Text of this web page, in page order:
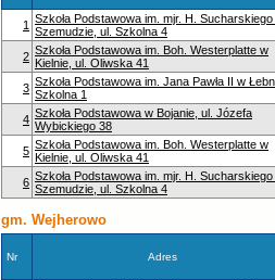
1 Szkoła Podstawowa im. mjr. H. Sucharskiego
Szemudzie, ul. Szkolna 4
2 Szkoła Podstawowa im. Boh. Westerplatte w
Kielnie, ul. Oliwska 41
3 Szkoła Podstawowa im. Jana Pawła II w
Szkolna 1
4 Szkoła Podstawowa w Bojanie, ul. Józefa
Wybickiego 38
5 Szkoła Podstawowa im. Boh. Westerplatte w
Kielnie, ul. Oliwska 41
6 Szkoła Podstawowa im. mjr. H. Sucharskiego
Szemudzie, ul. Szkolna 4
gm. Wejherowo
Nr Adres